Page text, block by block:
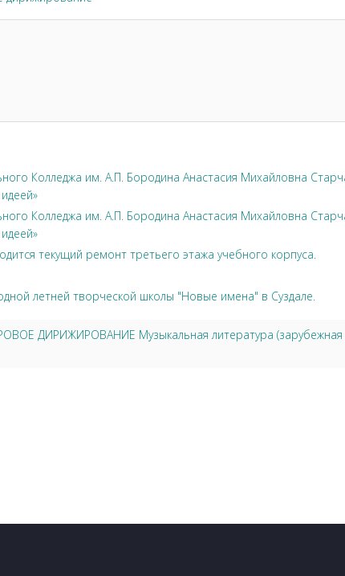
Колледжа им. А.П. Бородина Анастасия Михайловна
Колледжа им. А.П. Бородина Анастасия Михайловна
текущий ремонт третьего этажа учебного корпуса.
летней творческой школы "Новые имена" в Суздале.
ДИРИЖИРОВАНИЕ Музыкальная литература (зарубежная